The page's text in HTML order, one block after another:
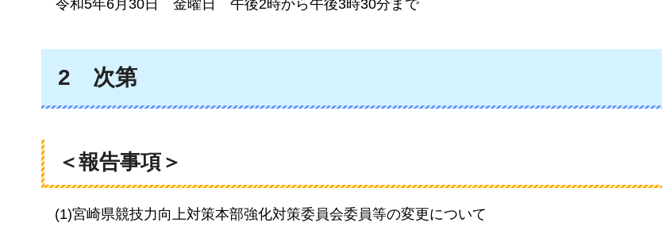
令和5年6月30日 金曜 日 午後2時から午後3時30分まで
2 次第
＜報告事項＞
(1)宮崎県競技力向上対策本部強化対策委員会委員等の変更について